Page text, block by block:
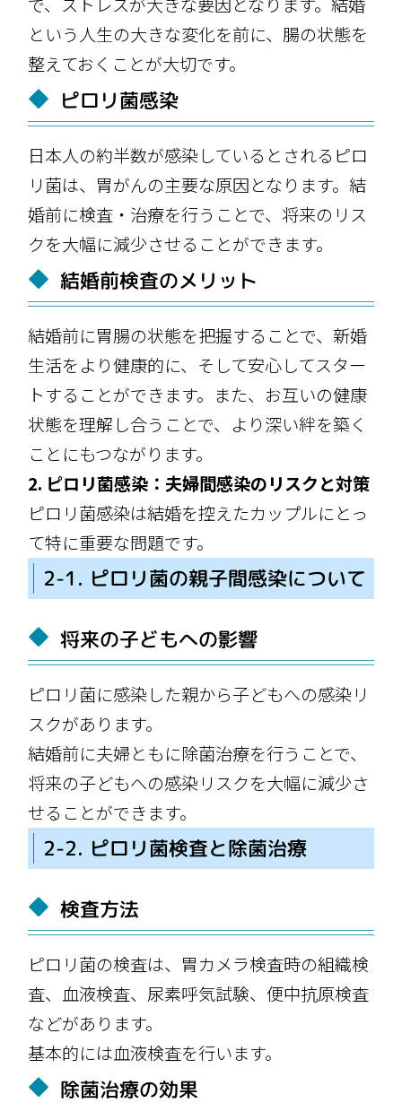
という人生の大きな変化を前に、腸の状態を
整えておくことが大切です。
ピロリ菌感染
日本人の約半数が感染しているとされるピロ
リ菌は、胃がんの主要な原因となります。結
婚前に検査・治療を行うことで、将来のリス
クを大幅に減少させることができます。
結婚前検査のメリット
結婚前に胃腸の状態を把握することで、新婚
生活をより健康的に、そして安心してスター
トすることができます。また、お互いの健康
状態を理解し合うことで、より深い絆を築く
ことにもつながります。
2. ピロリ菌感染：夫婦間感染のリスクと対策
ピロリ菌感染は結婚を控えたカップルにとっ
て特に重要な問題です。
2-1. ピロリ菌の親子間感染について
将来の子どもへの影響
ピロリ菌に感染した親から子どもへの感染リ
スクがあります。
結婚前に夫婦ともに除菌治療を行うことで、
将来の子どもへの感染リスクを大幅に減少さ
せることができます。
2-2. ピロリ菌検査と除菌治療
検査方法
ピロリ菌の検査は、胃カメラ検査時の組織検
査、血液検査、尿素呼気試験、便中抗原検査
などがあります。
基本的には血液検査を行います。
除菌治療の効果